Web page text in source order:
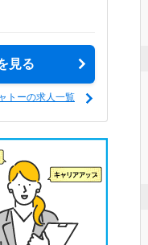
見る
トーの求人一覧